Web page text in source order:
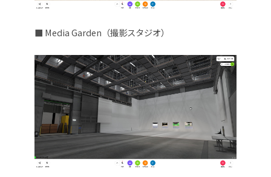
■ Media Garden（撮影スタジオ）